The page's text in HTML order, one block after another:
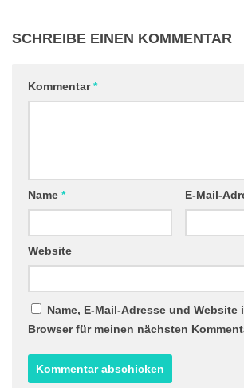
SCHREIBE EINEN KOMMENTAR
Kommentar*
Name * E-Mail-
Website
Name, E-Mail-Adresse und Website
Browser für meinen nächsten